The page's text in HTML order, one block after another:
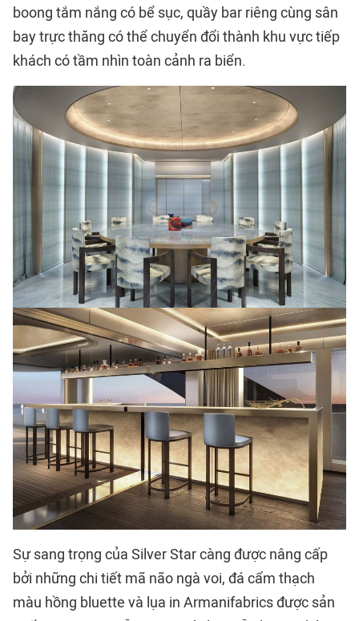
boong tắm nắng có bể sục, quầy bar riêng cùng sân
bay trực thăng có thể chuyển đổi thành khu vực tiếp
khách có tầm nhìn toàn cảnh ra biển.
Sự sang trọng của Silver Star càng được nâng cấp
bởi những chi tiết mã não ngà voi, đá cẩm thạch
màu hồng bluette và lụa in Armanifabrics được sản